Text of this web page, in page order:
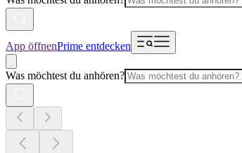
App öffnenPrime entdecken
Was möchtest du anhören?